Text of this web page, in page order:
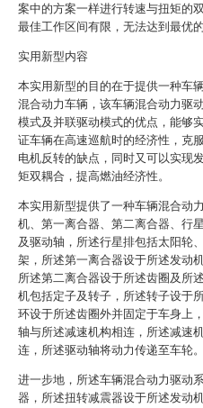
案中的方案一样进行转速与扭矩的
最佳工作区间有限，无法达到最优的
实用新型内容
本实用新型的目的在于提供一种车
混合动力车辆，该车辆混合动力驱
模式及并联驱动模式的优点，能够
证车辆在高速巡航时的经济性，克
电机反转的缺点，同时又可以实现
矩双耦合，提高燃油经济性。
本实用新型提供了一种车辆混合动
机、第一离合器、第二离合器、行
及驱动轴，所述行星排包括太阳轮
架，所述第一离合器设于所述发动
所述第二离合器设于所述齿圈及所
机包括定子及转子，所述转子设于
环设于所述齿圈外并固定于车身上
轴与所述减速机构相连，所述减速
连，所述驱动轴将动力传递至车轮。
进一步地，所述车辆混合动力驱动
器，所述扭转减震器设于所述发动